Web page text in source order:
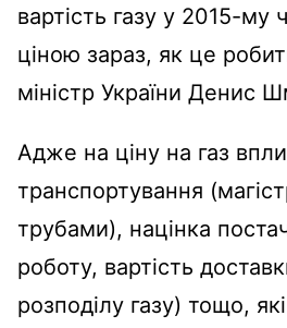
вартість газу у 2015-му
ціною зараз, як це
міністр України Денис
Адже на ціну на газ
транспортування
трубами), націнка
роботу, вартість
розподілу газу) тощо,